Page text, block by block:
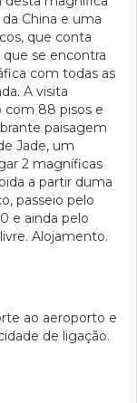
China e uma
que conta
se encontra
com todas as
A visita
com 88 pisos e
paisagem
Jade, um
2 magníficas
a partir duma
passeio pelo
e ainda pelo
Alojamento.
ao aeroporto e
de ligação.